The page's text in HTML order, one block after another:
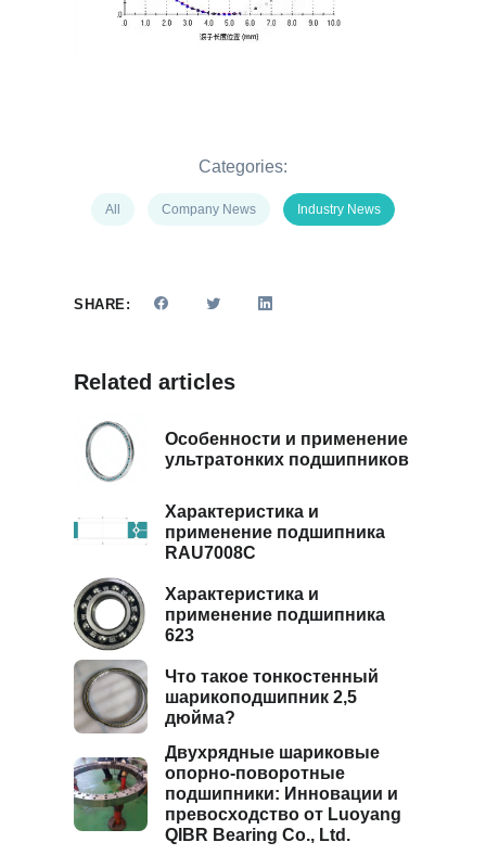
Categories:
All Company News Industry News
SHARE:
Related articles
Особенности и применение
ультратонких подшипников
Характеристика и
применение подшипника
RAU7008C
Характеристика и
применение подшипника
623
Что такое тонкостенный
шарикоподшипник 2,5
дюйма?
Двухрядные шариковые
опорно-поворотные
подшипники: Инновации и
превосходство от Luoyang
QIBR Bearing Co., Ltd.